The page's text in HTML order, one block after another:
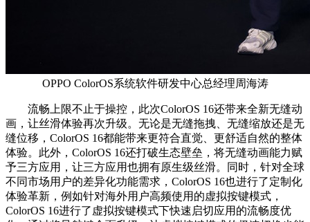
OPPO ColorOS系统软件研发中心总经理周海涛
流畅上限不止于操控，此次ColorOS 16还带来全新无缝动
画，让丝滑体验再次升级。无论是无缝拖拽、无缝缩放还是无
缝位移，ColorOS 16都能带来更符合直觉、更舒适自然的整体
体验。此外，ColorOS 16还打破生态壁垒，将无缝动画能力赋
予三方应用，让三方应用也拥有原生级丝滑。同时，针对全球
不同市场用户的差异化功能需求，ColorOS 16也进行了定制化
体验革新，例如针对海外用户高频使用的虚拟按键模式，
ColorOS 16进行了虚拟按键模式下快速启切应用的流畅度优